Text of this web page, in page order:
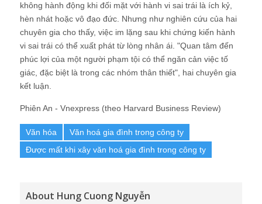
không hành động khi đối mặt với hành vi sai trái là ích kỷ,
hèn nhát hoặc vô đạo đức. Nhưng như nghiên cứu của hai
chuyên gia cho thấy, việc im lặng sau khi chứng kiến hành
vi sai trái có thể xuất phát từ lòng nhân ái. "Quan tâm đến
phúc lợi của một người phạm tội có thể ngăn cản việc tố
giác, đặc biệt là trong các nhóm thân thiết", hai chuyên gia
kết luận.
Phiên An - Vnexpress (theo Harvard Business Review)
Văn hóa
Văn hoá gia đình trong công ty
Được mất khi xây văn hoá gia đình trong công ty
About Hung Cuong Nguyễn